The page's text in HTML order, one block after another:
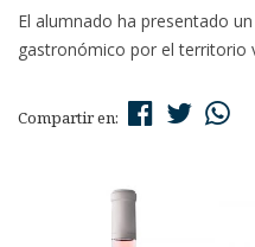
El alumnado ha presentado
gastronómico por el territorio
Compartir en: